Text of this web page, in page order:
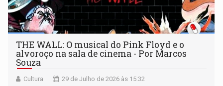
THE WALL: O musical do Pink Floyd e o
alvoroço na sala de cinema - Por Marcos
Souza
Cultura 29 de Julho de 2026 às 15:32